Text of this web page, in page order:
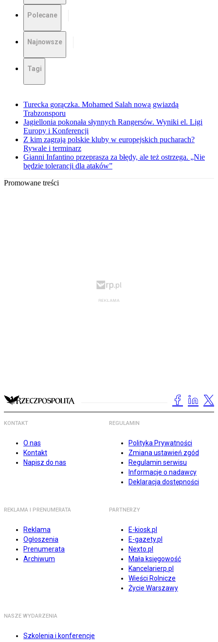
Polecane
Najnowsze
Tagi
Turecka gorączka. Mohamed Salah nową gwiazdą
Trabzonsporu
Jagiellonia pokonała słynnych Rangersów. Wyniki el. Ligi
Europy i Konferencji
Z kim zagrają polskie kluby w europejskich pucharach?
Rywale i terminarz
Gianni Infantino przeprasza za błędy, ale też ostrzega. „Nie
będzie tolerancji dla ataków”
Promowane treści
KONTAKT
O nas
Kontakt
Napisz do nas
REGULAMIN
Polityka Prywatności
Zmiana ustawień zgód
Regulamin serwisu
Informacje o nadawcy
Deklaracja dostępności
REKLAMA I PRENUMERATA
Reklama
Ogłoszenia
Prenumerata
Archiwum
PARTNERZY
E-kiosk.pl
E-gazety.pl
Nexto.pl
Mała księgowość
Kancelarierp.pl
Wieści Rolnicze
Życie Warszawy
NASZE WYDARZENIA
Szkolenia i konferencje